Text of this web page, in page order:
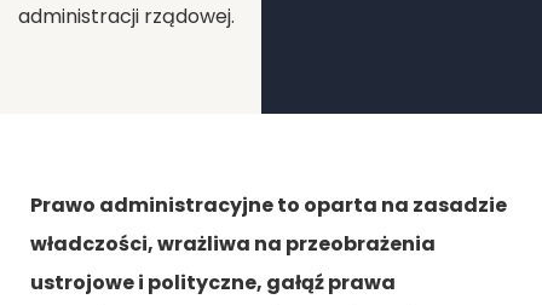
administracji rządowej.
Prawo administracyjne to oparta na zasadzie
władczości, wrażliwa na przeobrażenia
ustrojowe i polityczne, gałąź prawa